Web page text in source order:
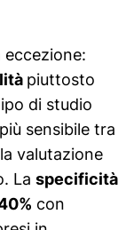
eccezione:
piuttosto
di studio
sensibile tra
valutazione
La specificità
con